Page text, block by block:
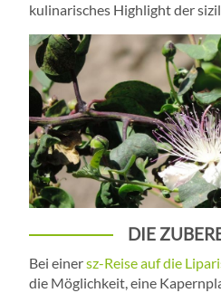
kulinarisches Highlight der
DIE
Bei einersz-Reise auf die
die Möglichkeit, eine